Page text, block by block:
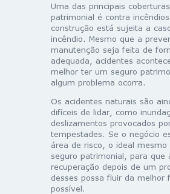
Uma das principais
patrimonial é contra
construção está sujeita a
incêndio. Mesmo que a
manutenção seja feita de
adequada, acidentes
melhor ter um seguro
algum problema ocorra.
Os acidentes naturais são
difíceis de lidar, como
deslizamentos provocados
tempestades. Se o negócio
área de risco, o ideal
seguro patrimonial, para que
recuperação depois de um
desses possa fluir da melhor
possível.